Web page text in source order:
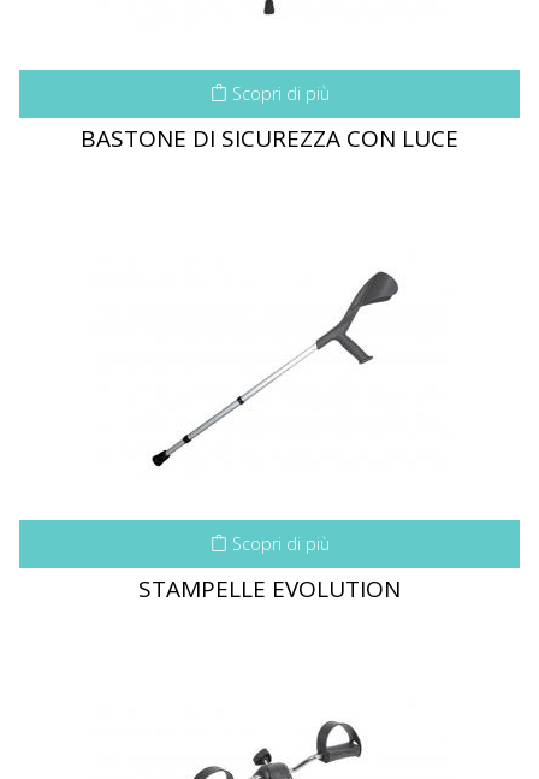
Scopri di più
BASTONE DI SICUREZZA CON LUCE
Scopri di più
STAMPELLE EVOLUTION